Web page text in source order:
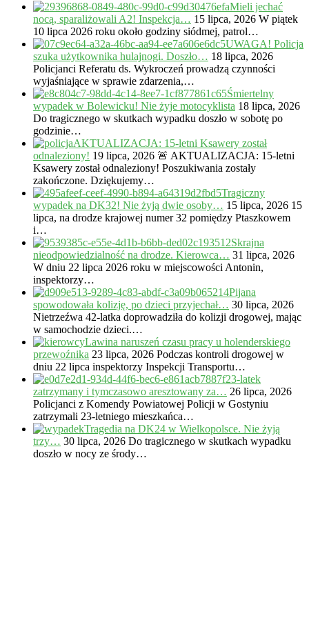
Mieli jechać
nocą, sparaliżowali A2! Inspekcja… 15 lipca, 2026 W piątek
10 lipca 2026 roku około godziny siódmej, patrol…
UWAGA! Policja
szuka użytkownika hulajnogi. Doszło… 18 lipca, 2026
Policjanci Referatu ds. Wykroczeń prowadzą czynności
wyjaśniające w sprawie zdarzenia,…
Śmiertelny
wypadek w Bolewicku! Nie żyje motocyklista 18 lipca, 2026
Do tragicznego w skutkach wypadku doszło w sobotę po
godzinie…
AKTUALIZACJA: 15-letni Ksawery został
odnaleziony! 19 lipca, 2026 🚨 AKTUALIZACJA: 15-letni
Ksawery został odnaleziony! Poszukiwania zostały
zakończone. Dziękujemy…
Tragiczny
wypadek na DK32! Nie żyją dwie osoby… 15 lipca, 2026 15
lipca, na drodze krajowej numer 32 pomiędzy Ptaszkowem
i…
Skrajna
nieodpowiedzialność na drodze. Kierowca… 31 lipca, 2026
W dniu 22 lipca 2026 roku w miejscowości Antonin,
inspektorzy…
Pijana
spowodowała kolizję, po dzieci przyjechał… 30 lipca, 2026
Nietrzeźwa 42-latka doprowadziła do kolizji drogowej, mając
w samochodzie dzieci.…
Lawina naruszeń czasu pracy u holenderskiego
przewoźnika 23 lipca, 2026 Podczas kontroli drogowej w
dniu 22 lipca inspektorzy Inspekcji Transportu…
23-latek
zatrzymany i tymczasowo aresztowany za… 26 lipca, 2026
Policjanci z Komendy Powiatowej Policji w Gostyniu
zatrzymali 23-letniego mieszkańca…
Tragedia na DK24 w Wielkopolsce. Nie żyją
trzy… 30 lipca, 2026 Do tragicznego w skutkach wypadku
doszło w nocy ze środy…